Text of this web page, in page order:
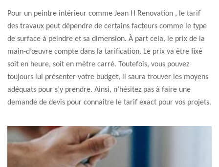
Pour un peintre intérieur comme Jean H Renovation , le tarif
des travaux peut dépendre de certains facteurs comme le type
de surface à peindre et sa dimension. À part cela, le prix de la
main-d’œuvre compte dans la tarification. Le prix va être fixé
soit en heure, soit en mètre carré. Toutefois, vous pouvez
toujours lui présenter votre budget, il saura trouver les moyens
adéquats pour s’y prendre. Ainsi, n’hésitez pas à faire une
demande de devis pour connaitre le tarif exact pour vos projets.